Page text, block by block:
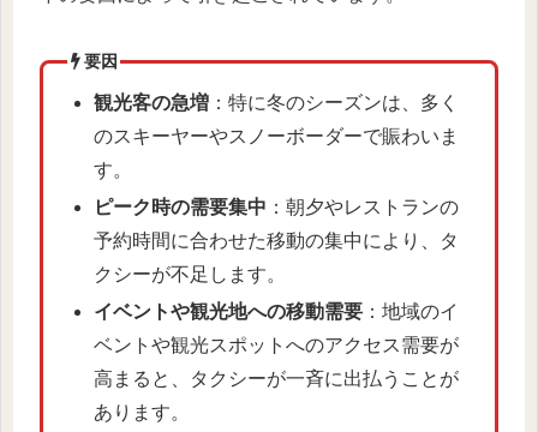
要因
観光客の急増：特に冬のシーズンは、多く
のスキーヤーやスノーボーダーで賑わいま
す。
ピーク時の需要集中 ：朝夕やレストランの
予約時間に合わせた移動の集中により、タ
クシーが不足します。
イベントや観光地への移動需要：地域のイ
ベントや観光スポットへのアクセス需要が
高まると、タクシーが一斉に出払うことが
あります。